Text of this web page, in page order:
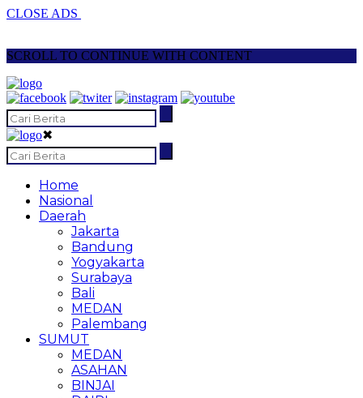
CLOSE ADS
SCROLL TO CONTINUE WITH CONTENT
✖
Home
Nasional
Daerah
Jakarta
Bandung
Yogyakarta
Surabaya
Bali
MEDAN
Palembang
SUMUT
MEDAN
ASAHAN
BINJAI